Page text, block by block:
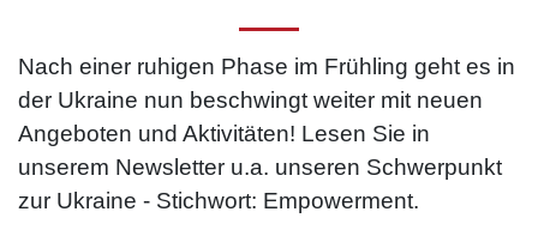
Nach einer ruhigen Phase im Frühling geht es in
der Ukraine nun beschwingt weiter mit neuen
Angeboten und Aktivitäten! Lesen Sie in
unserem Newsletter u.a. unseren Schwerpunkt
zur Ukraine - Stichwort: Empowerment.